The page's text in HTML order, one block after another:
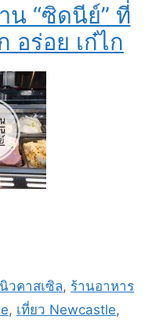
น “ซิดนีย์” ที่
อร่อย เก๋ไก
นิวคาสเซิล, ร้านอาหาร
, เที่ยว Newcastle,